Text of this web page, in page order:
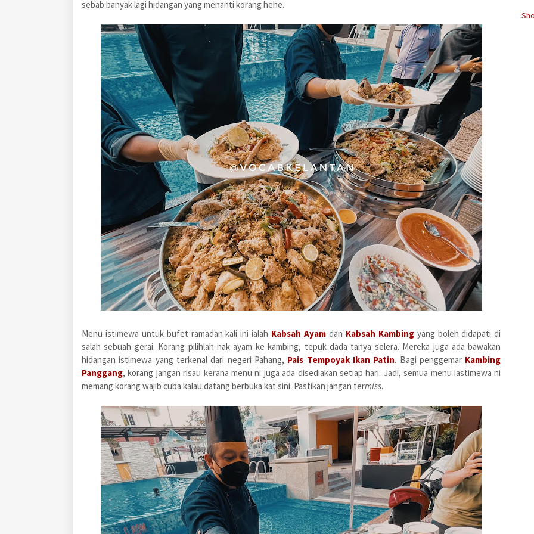
sebab banyak lagi hidangan yang menanti korang hehe.
Menu istimewa untuk bufet ramadan kali ini ialah Kabsah Ayam dan Kabsah Kambing yang boleh didapati di
salah sebuah gerai. Korang pilihlah nak ayam ke kambing, tepuk dada tanya selera. Mereka juga ada bawakan
hidangan istimewa yang terkenal dari negeri Pahang, Pais Tempoyak Ikan Patin. Bagi penggemar Kambing
Panggang, korang jangan risau kerana menu ni juga ada disediakan setiap hari. Jadi, semua menu iastimewa ni
memang korang wajib cuba kalau datang berbuka kat sini. Pastikan jangan termiss.